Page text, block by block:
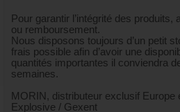
Pour garantir l’intégrité des produits,
ou remboursement.
Nous disposons toujours d’un petit
frais possible afin d’avoir une
quantités importantes il conviendra
semaines.
MORIN, distributeur exclusif Europe
Explosive / Gexent